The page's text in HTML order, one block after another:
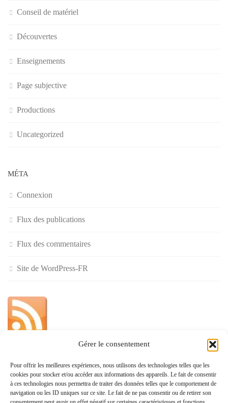
Gérer le consentement
Pour offrir les meilleures expériences, nous utilisons des technologies telles que les
cookies pour stocker et/ou accéder aux informations des appareils. Le fait de consentir
à ces technologies nous permettra de traiter des données telles que le comportement de
navigation ou les ID uniques sur ce site. Le fait de ne pas consentir ou de retirer son
Conseil de matériel
Découvertes
Enseignements
Page subjective
Productions
Uncategorized
MÉTA
Connexion
Flux des publications
Flux des commentaires
Site de WordPress-FR
»
Politique de confidentialité